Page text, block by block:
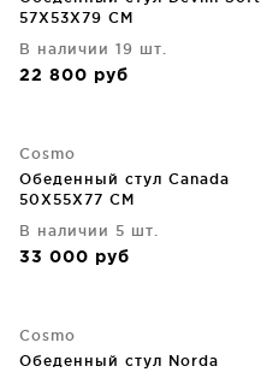
57X53X79 CM
В наличии 19 шт.
22 800 руб
Cosmo
Обеденный стул Canada
50X55X77 CM
В наличии 5 шт.
33 000 руб
Cosmo
Обеденный стул Norda